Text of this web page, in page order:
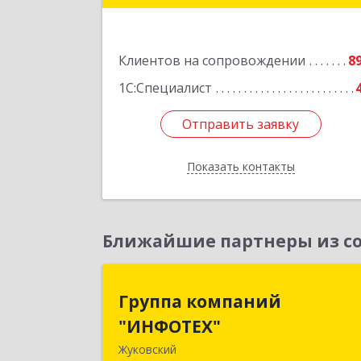
Клиентов на сопровождении
1С:Специалист
Отправить заявку
Показать контакты
Отправить заявку
Назад
Ближайшие партнеры из
Группа компаний
"ИНФОТЕХ"
Жуковский
Группа компаний
"ИНФОТЕХ"
140180, Московская обл, Жуковский г,